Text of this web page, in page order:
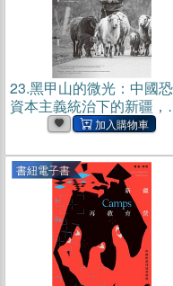
23.黑甲山的微光：中國
資本主義統治下的新疆，
科技監控、流放青年與釘子
反抗(電子書)
書紐電子書